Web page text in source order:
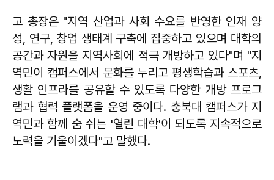
고 총장은 "지역 산업과 사회 수요를 반영한 인재 양
성, 연구, 창업 생태계 구축에 집중하고 있으며 대학의
공간과 자원을 지역사회에 적극 개방하고 있다"며 "지
역민이 캠퍼스에서 문화를 누리고 평생학습과 스포츠,
생활 인프라를 공유할 수 있도록 다양한 개방 프로그
램과 협력 플랫폼을 운영 중이다. 충북대 캠퍼스가 지
역민과 함께 숨 쉬는 '열린 대학'이 되도록 지속적으로
노력을 기울이겠다"고 말했다.